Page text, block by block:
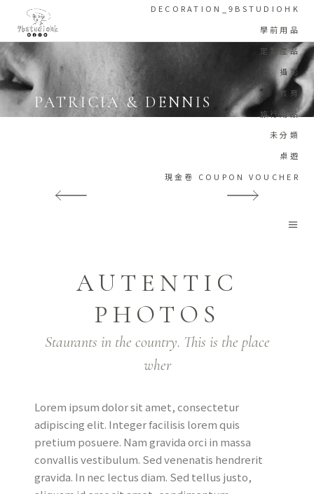
DECORATION_9BSTUDIOHK
學前用品
定製產品
攝影
教育
旅行用品
未分類
桌遊
現金卷 COUPON VOUCHER
PATRICIA & DENNIS
AUTENTIC
PHOTOS
Staurants in the country. This is the place
wher
Lorem ipsum dolor sit amet, consectetur
adipiscing elit. Integer facilisis lorem quis
pretium posuere. Nam gravida orci in massa
convallis vestibulum. Sed venenatis hendrerit
gravida. In nec lectus diam. Sed tellus justo,